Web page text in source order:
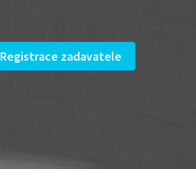
Registrace zadavatele